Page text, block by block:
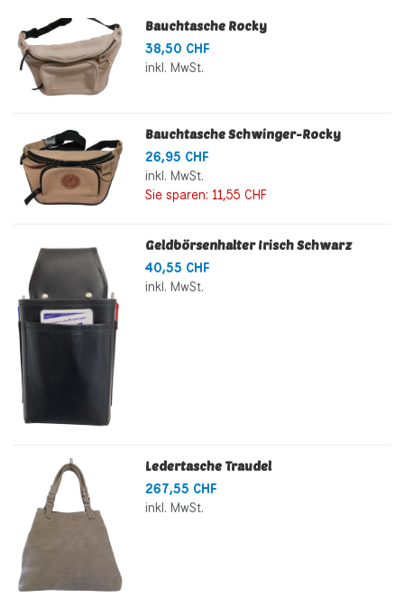
Bauchtasche Rocky
38,50 CHF
inkl. MwSt.
Bauchtasche Schwinger-Rocky
26,95 CHF
inkl. MwSt.
Sie sparen: 11,55 CHF
Geldbörsenhalter Irisch Schwarz
40,55 CHF
inkl. MwSt.
Ledertasche Traudel
267,55 CHF
inkl. MwSt.